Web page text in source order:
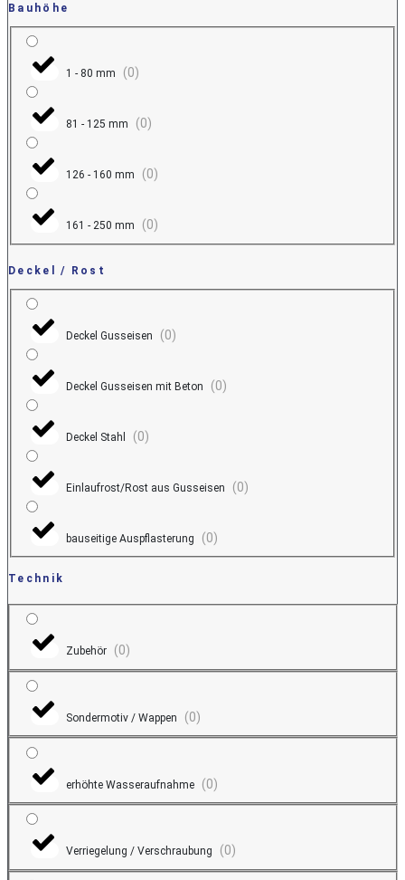
Bauhöhe
1 - 80 mm (0)
81 - 125 mm (0)
126 - 160 mm (0)
161 - 250 mm (0)
Deckel / Rost
Deckel Gusseisen (0)
Deckel Gusseisen mit Beton (0)
Deckel Stahl (0)
Einlaufrost/Rost aus Gusseisen (0)
bauseitige Auspflasterung (0)
Technik
Zubehör (0)
Sondermotiv / Wappen (0)
erhöhte Wasseraufnahme (0)
Verriegelung / Verschraubung (0)